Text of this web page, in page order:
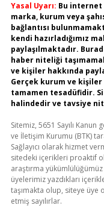
Yasal Uyarı: Bu
marka, kurum veya
bağlantısı
kendi hazırladığımız
paylaşılmaktadır.
haber niteliği
ve kişiler hakkında
Gerçek kurum ve
tamamen tesadüfidir.
halindedir ve tavsiye
Sitemiz, 5651 Sayılı
ve İletişim Kurumu (BTK)
Sağlayıcı olarak hizmet
sitedeki içerikleri proaktif
araştırma
üyelerimiz yazdıkları
taşımakta olup, siteye
etmiş sayılırlar.